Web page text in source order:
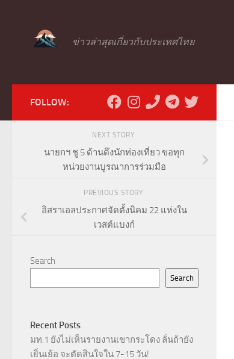
ข่าวล่าสุดเกี่ยวกับประเทศไทย
FOLLOW:
NEXT STORY
นายกฯ ชู 5 ด้านดึงนักท่องเที่ยว ขอทุก
หน่วยงานบูรณาการร่วมมือ
PREVIOUS STORY
อิสราเอลประกาศจัดตั้งนิคม 22 แห่งใน
เวสต์แบงก์
Search
Search
Recent Posts
มท.1 ยังไม่เห็นรายงานเขากระโดง ลั่นถ้ายัง
เยิ่นเย้อ จะตัดสินใจใน 7-15 วัน!